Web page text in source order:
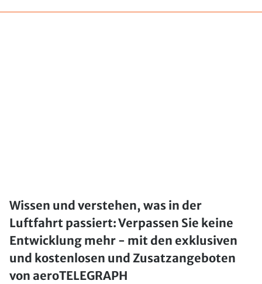
Wissen und verstehen, was in der
Luftfahrt passiert: Verpassen Sie keine
Entwicklung mehr - mit den exklusiven
und kostenlosen und Zusatzangeboten
von aeroTELEGRAPH